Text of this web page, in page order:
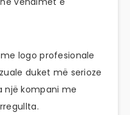
logo profesionale
duket më serioze
një kompani me